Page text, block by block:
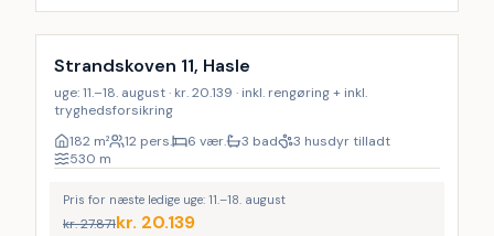
LAST MINUTE
Inkl. rengøring
Strandskoven 11, Hasle
uge: 11.–18. august · kr. 20.139 · inkl. rengøring + inkl.
tryghedsforsikring
182 m² 12 pers. 6 vær. 3 bad
3 husdyr tilladt
530 m
Pris for næste ledige uge: 11.–18. august
kr.27.871kr. 20.139